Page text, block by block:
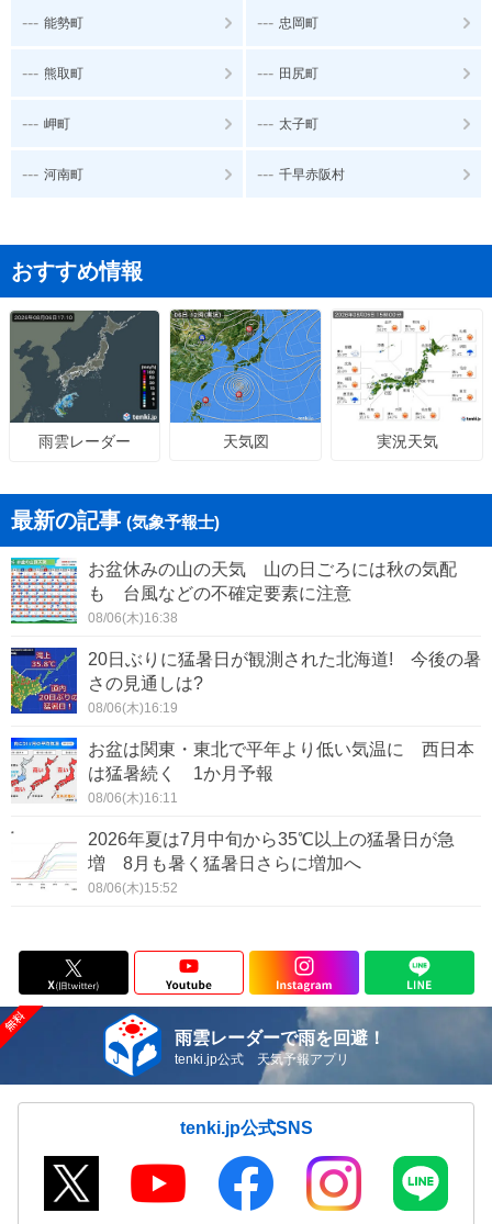
--- 能勢町 --- 忠岡町
--- 熊取町 --- 田尻町
--- 岬町 --- 太子町
--- 河南町 --- 千早赤阪村
おすすめ情報
雨雲レーダー 天気図 実況天気
最新の記事 (気象予報士)
お盆休みの山の天気 山の日ごろには秋の気配
も 台風などの不確定要素に注意
08/06(木)16:38
20日ぶりに猛暑日が観測された北海道! 今後の暑
さの見通しは?
08/06(木)16:19
お盆は関東・東北で平年より低い気温に 西日本
は猛暑続く 1か月予報
08/06(木)16:11
2026年夏は7月中旬から35℃以上の猛暑日が急
増 8月も暑く猛暑日さらに増加へ
08/06(木)15:52
雨雲レーダーで雨を回避！
tenki.jp公式 天気予報アプリ
tenki.jp公式SNS